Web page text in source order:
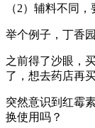
（2）辅料不同，
举个例子，丁香园
之前得了沙眼，
了，想去药店再
突然意识到红霉
换使用吗？